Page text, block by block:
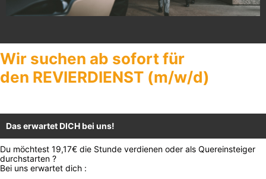
Wir suchen ab sofort für
den REVIERDIENST (m/w/d)
Das erwartet DICH bei uns!
Du möchtest 19,17€ die Stunde verdienen oder als Quereinsteiger
durchstarten ?
Bei uns erwartet dich :